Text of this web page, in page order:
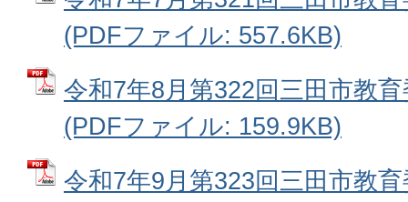
(PDFファイル: 557.6KB)
令和7年8月第322回三田市教
(PDFファイル: 159.9KB)
令和7年9月第323回三田市教